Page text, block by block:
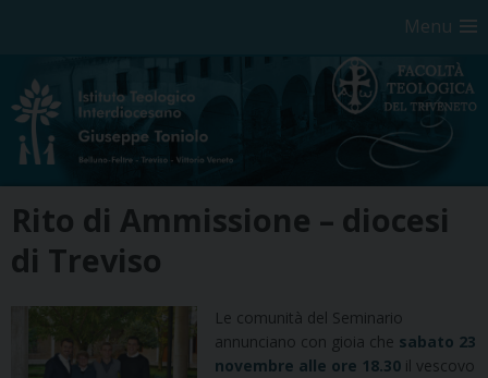
Menu
content
Rito di Ammissione – diocesi
di Treviso
Le comunità del Seminario
annunciano con gioia che sabato 23
novembre alle ore 18.30 il vescovo